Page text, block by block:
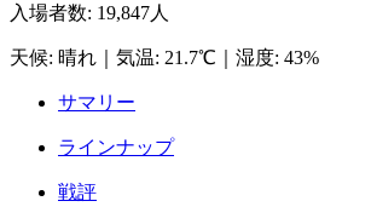
入場者数: 19,847人
天候: 晴れ 気温: 21.7℃ 湿度: 43%
サマリー
ラインナップ
戦評